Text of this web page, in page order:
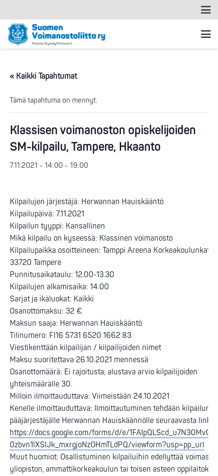
« Kaikki Tapahtumat
Tämä tapahtuma on mennyt.
Klassisen voimanoston opiskelijoiden
SM-kilpailu, Tampere, Hkaanto
7.11.2021 - 14:00 - 19:00
Kilpailujen järjestäjä: Herwannan Hauiskääntö
Kilpailupäivä: 7.11.2021
Kilpailun tyyppi: Kansallinen
Mikä kilpailu on kyseessä: Klassinen voimanosto
Kilpailupaikka osoitteineen: Tamppi Areena Korkeakoulunkatu
33720 Tampere
Punnitusaikataulu: 12.00-13.30
Kilpailujen alkamisaika: 14.00
Sarjat ja ikäluokat: Kaikki
Osanottomaksu: 32 €
Maksun saaja: Herwannan Hauiskääntö
Tilinumero: FI16 5731 6520 1662 83
Viestikenttään kilpailijan / kilpailijoiden nimet
Maksu suoritettava 26.10.2021 mennessä
Osanottomäärä: Ei rajoitusta, alustava arvio kilpailijoiden
yhteismäärälle 30.
Milloin ilmoittauduttava: Viimeistään 24.10.2021
Kenelle ilmoittauduttava: Ilmoittautuminen tehdään kilpailun
pääjärjestäjälle Herwannan Hauiskäännölle seuraavasta
https://docs.google.com/forms/d/e/
0zbvn1lXSlJk_mxrgjoNzOHmTLdPQ/viewform?usp=pp_url
Muut huomiot: Osallistuminen kilpailuihin edellyttää
yliopiston, ammattikorkeakoulun tai toisen asteen